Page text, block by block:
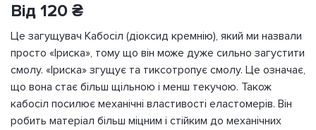
Від 120 ₴
Це загущувач Кабосіл (діоксид кремнію), який ми назвали
просто «Іриска», тому що він може дуже сильно загустити
смолу. «Іриска» згущує та тиксотропує смолу. Це означає,
що вона стає більш щільною і менш текучою. Також
кабосіл посилює механічні властивості еластомерів. Він
робить матеріал більш міцним і стійким до механічних